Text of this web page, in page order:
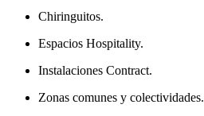
Chiringuitos.
Espacios Hospitality.
Instalaciones Contract.
Zonas comunes y colectividades.